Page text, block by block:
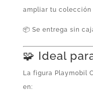
ampliar tu colección
📦 Se entrega sin
🧩 Ideal
La figura Playmobil
en: